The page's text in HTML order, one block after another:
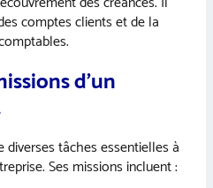
comptes clients et de la
d’un
tâches essentielles à
Ses missions incluent :